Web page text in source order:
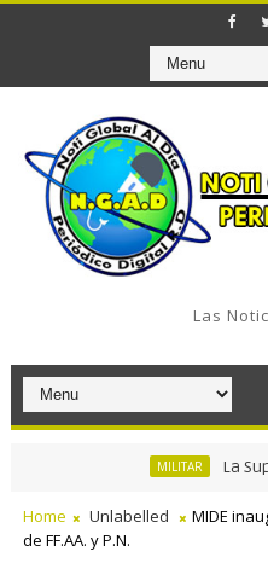
Las
La
Home Unlabelled
MIDE
de FF.AA. y P.N.